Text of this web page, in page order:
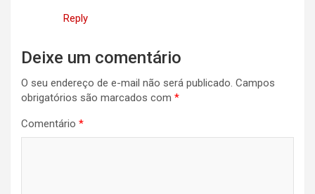
Reply
Deixe um comentário
O seu endereço de e-mail não será publicado. Campos
obrigatórios são marcados com *
Comentário *